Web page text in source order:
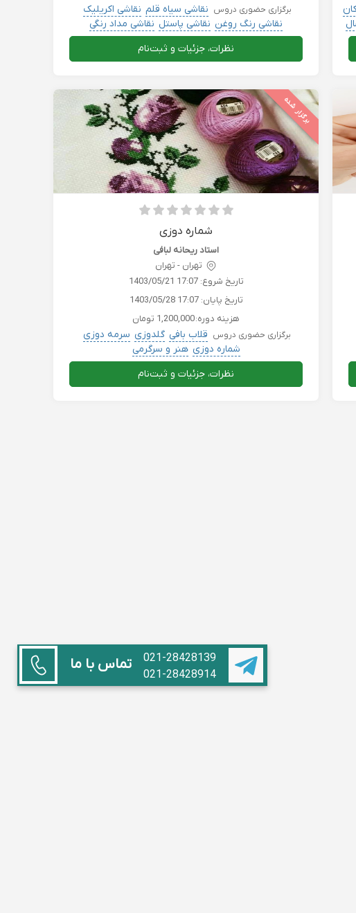
تماس با ما
021-28428139
021-28428914
برگزاری حضوری دروس نقاشی سیاه قلم نقاشی اکریلیک
نقاشی رنگ روغن نقاشی پاستل نقاشی مداد رنگی
هنر و سرگرمی
نظرات، جزئیات و ثبت‌نام
برگزار شده
شماره دوزی
استاد ریحانه لبافی
تهران - تهران
تاریخ شروع:1403/05/21 17:07
تاریخ پایان:1403/05/28 17:07
هزینه دوره:1,200,000 تومان
برگزاری حضوری دروس قلاب بافی گلدوزی سرمه دوزی
شماره دوزی هنر و سرگرمی
نظرات، جزئیات و ثبت‌نام